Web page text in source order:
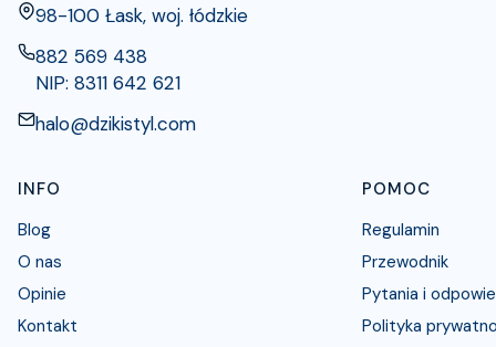
Adres:
98-100 Łask, woj. łódzkie
882 569 438
NIP: 8311 642 621
halo@dzikistyl.com
Linki w stopce
INFO
Blog
O nas
Opinie
Kontakt
POMOC
Regulamin
Przewodnik
Pytania i
Polityka